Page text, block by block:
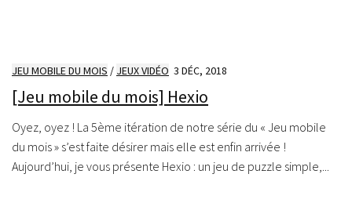
JEU MOBILE DU MOIS / JEUX VIDÉO 3 DÉC, 2018
[Jeu mobile du mois] Hexio
Oyez, oyez ! La 5ème itération de notre série du « Jeu mobile
du mois » s’est faite désirer mais elle est enfin arrivée !
Aujourd’hui, je vous présente Hexio : un jeu de puzzle simple,...